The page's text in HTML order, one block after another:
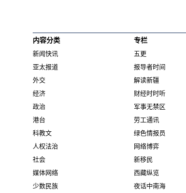
内容分类
新闻快讯
亚太报道
外交
经济
政治
港台
科教文
人权法治
社会
媒体网络
少数民族
专栏
五更
报导者时间
解读新疆
财经时时听
军事无禁区
劳工通讯
绿色情报员
网络博弈
新移民
西藏纵览
夜话中南海